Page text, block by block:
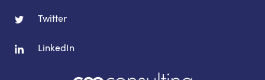
Twitter
LinkedIn